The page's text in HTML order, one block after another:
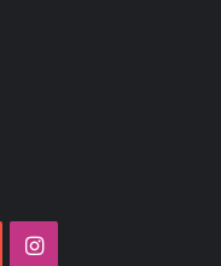
YouTubeInstagram